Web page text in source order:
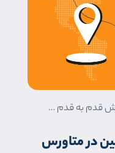
آموزش قدم به قدم خرید زمین در متاورس
در متاورس